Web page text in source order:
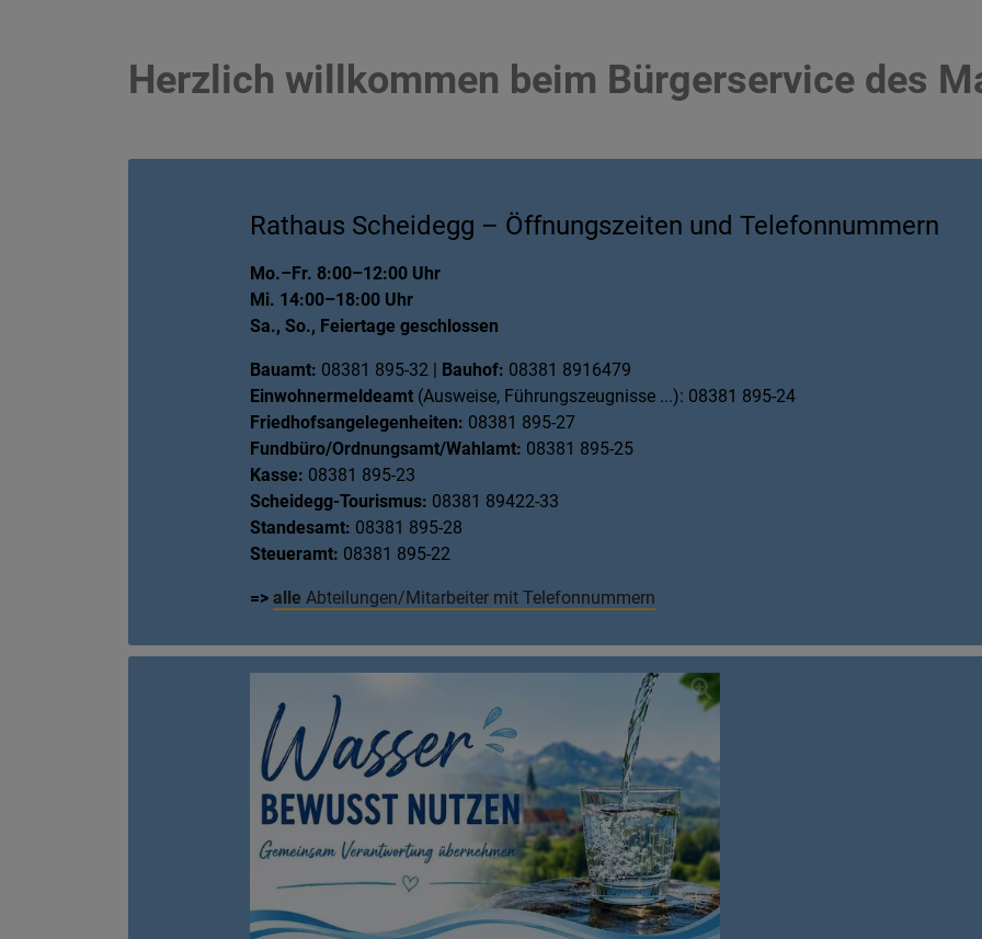
Herzlich willkommen beim Bürgerservice des
Rathaus Scheidegg – Öffnungszeiten und Telefonnummern
Mo.–Fr. 8:00–12:00 Uhr
Mi. 14:00–18:00 Uhr
Sa., So., Feiertage geschlossen
Bauamt: 08381 895-32 | Bauhof: 08381 8916479
Einwohnermeldeamt (Ausweise, Führungszeugnisse ...): 08381 895-24
Friedhofsangelegenheiten: 08381 895-27
Fundbüro/Ordnungsamt/Wahlamt: 08381 895-25
Kasse: 08381 895-23
Scheidegg-Tourismus: 08381 89422-33
Standesamt: 08381 895-28
Steueramt: 08381 895-22
=> alle Abteilungen/Mitarbeiter mit Telefonnummern